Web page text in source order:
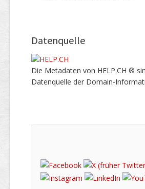
Datenquelle
Die Metadaten von HELP.CH ®
Datenquelle der Domain-